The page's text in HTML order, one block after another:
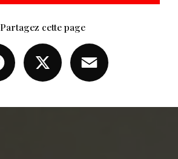
Partagez cette page
Facebook